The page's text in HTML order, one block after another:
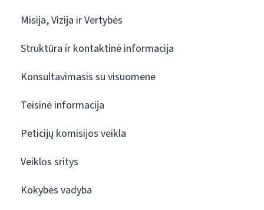
Misija, Vizija ir Vertybės
Struktūra ir kontaktinė informacija
Konsultavimasis su visuomene
Teisinė informacija
Peticijų komisijos veikla
Veiklos sritys
Kokybės vadyba